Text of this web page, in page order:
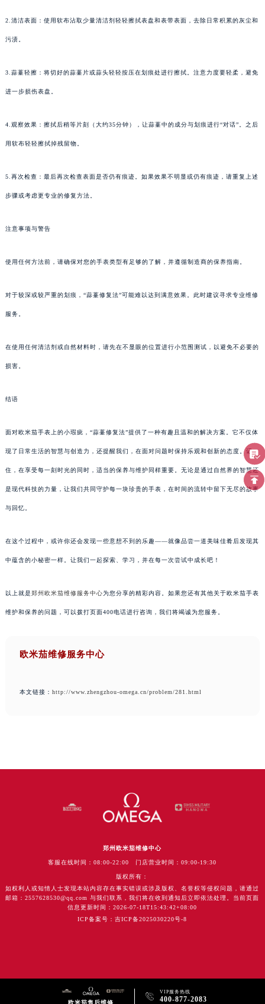
2.清洁表面：使用软布沾取少量清洁剂轻轻擦拭表盘和表带表面，去除日常积累的灰尘和
污渍。
3.蒜薹轻擦：将切好的蒜薹片或蒜头轻轻按压在划痕处进行擦拭。注意力度要轻柔，避免
进一步损伤表盘。
4.观察效果：擦拭后稍等片刻（大约35分钟），让蒜薹中的成分与划痕进行“对话”。之后
用软布轻轻擦拭掉残留物。
5.再次检查：最后再次检查表面是否仍有痕迹。如果效果不明显或仍有痕迹，请重复上述
步骤或考虑更专业的修复方法。
注意事项与警告
使用任何方法前，请确保对您的手表类型有足够的了解，并遵循制造商的保养指南。
对于较深或较严重的划痕，“蒜薹修复法”可能难以达到满意效果。此时建议寻求专业维修
服务。
在使用任何清洁剂或自然材料时，请先在不显眼的位置进行小范围测试，以避免不必要的
损害。
结语
面对欧米茄手表上的小瑕疵，“蒜薹修复法”提供了一种有趣且温和的解决方案。它不仅体
现了日常生活的智慧与创造力，还提醒我们，在面对问题时保持乐观和创新的态度。记
住，在享受每一刻时光的同时，适当的保养与维护同样重要。无论是通过自然界的智慧还
是现代科技的力量，让我们共同守护每一块珍贵的手表，在时间的流转中留下无尽的故事
与回忆。
在这个过程中，或许你还会发现一些意想不到的乐趣——就像品尝一道美味佳肴后发现其
中蕴含的小秘密一样。让我们一起探索、学习，并在每一次尝试中成长吧！
以上就是郑州欧米茄维修服务中心为您分享的精彩内容。如果您还有其他关于欧米茄手表
维护和保养的问题，可以拨打页面400电话进行咨询，我们将竭诚为您服务。
欧米茄维修服务中心
本文链接： http://www.zhengzhou-omega.cn/problem/281.html
郑州欧米茄维修中心
客服在线时间：08:00-22:00 门店营业时间：09:00-19:30
版权所有：
如权利人或知情人士发现本站内容存在事实错误或涉及版权、名誉权等侵权问题，请通过
邮箱：2557628530@qq.com 与我们联系，我们将在收到通知后立即依法处理。当前页面
信息更新时间：2026-07-18T15:43:42+08:00
ICP备案号：吉ICP备2025030220号-8
欧米茄售后维修
 VIP服务热线
400-877-2083